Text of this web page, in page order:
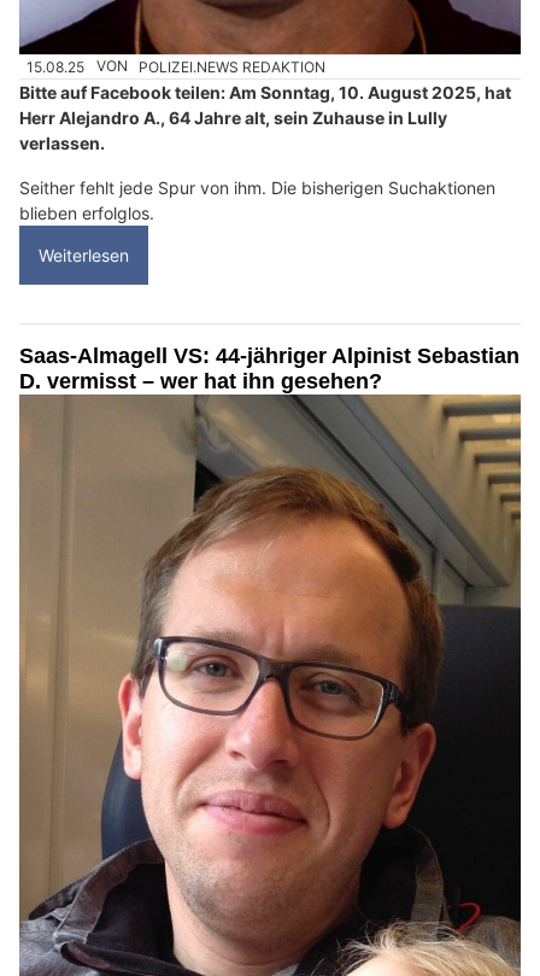
15.08.25 VON POLIZEI.NEWS REDAKTION
Bitte auf Facebook teilen: Am Sonntag, 10. August 2025, hat
Herr Alejandro A., 64 Jahre alt, sein Zuhause in Lully
verlassen.
Seither fehlt jede Spur von ihm. Die bisherigen Suchaktionen
blieben erfolglos.
Weiterlesen
Saas-Almagell VS: 44-jähriger Alpinist Sebastian
D. vermisst – wer hat ihn gesehen?